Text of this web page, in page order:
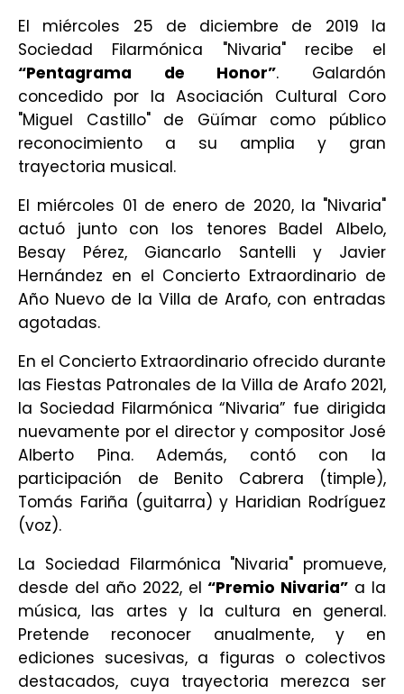
El miércoles 25 de diciembre de 2019 la
Sociedad Filarmónica "Nivaria" recibe el
“Pentagrama de Honor”. Galardón
concedido por la Asociación Cultural Coro
"Miguel Castillo" de Güímar como público
reconocimiento a su amplia y gran
trayectoria musical.
El miércoles 01 de enero de 2020, la "Nivaria"
actuó junto con los tenores Badel Albelo,
Besay Pérez, Giancarlo Santelli y Javier
Hernández en el Concierto Extraordinario de
Año Nuevo de la Villa de Arafo, con entradas
agotadas.
En el Concierto Extraordinario ofrecido durante
las Fiestas Patronales de la Villa de Arafo 2021,
la Sociedad Filarmónica “Nivaria” fue dirigida
nuevamente por el director y compositor José
Alberto Pina. Además, contó con la
participación de Benito Cabrera (timple),
Tomás Fariña (guitarra) y Haridian Rodríguez
(voz).
La Sociedad Filarmónica "Nivaria" promueve,
desde del año 2022, el“Premio Nivaria” a la
música, las artes y la cultura en general.
Pretende reconocer anualmente, y en
ediciones sucesivas, a figuras o colectivos
destacados, cuya trayectoria merezca ser